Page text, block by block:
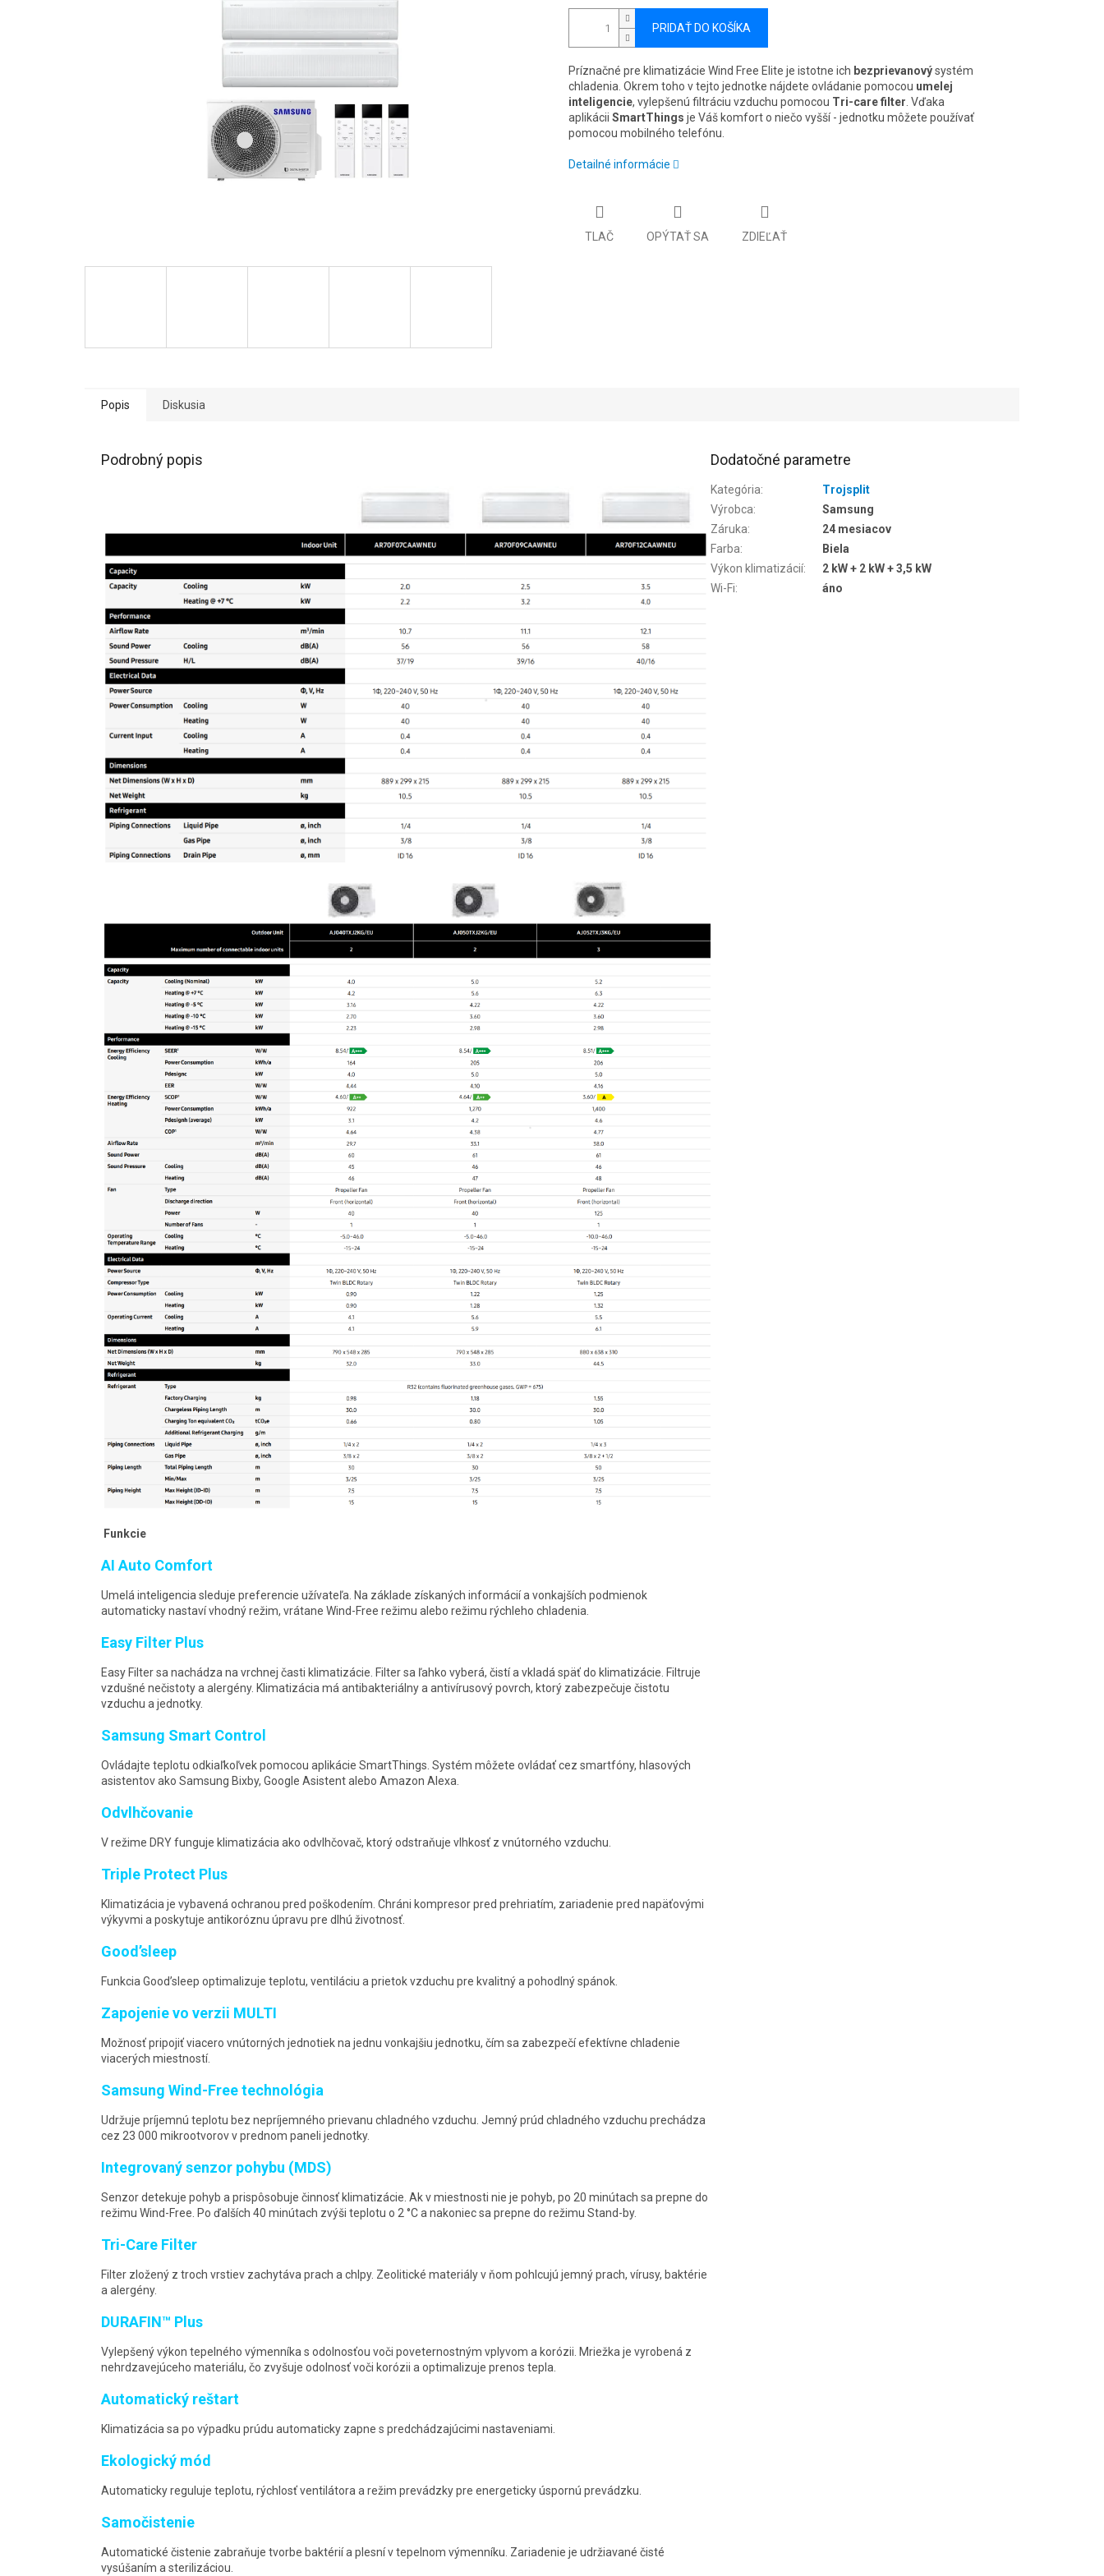
PRIDAŤ DO KOŠÍKA
Príznačné pre klimatizácie Wind Free Elite je istotne ich bezprievanovýsystém
chladenia. Okrem toho v tejto jednotke nájdete ovládanie pomocou umelej
inteligencie, vylepšenú filtráciu vzduchu pomocou Tri-care filter. Vďaka
aplikácii SmartThings je Váš komfort o niečo vyšší - jednotku môžete používať
pomocou mobilného telefónu.
Detailné informácie
TLAČ OPÝTAŤ SA ZDIEĽAŤ
Popis Diskusia
Podrobný popis
Funkcie
AI Auto Comfort
Umelá inteligencia sleduje preferencie užívateľa. Na základe získaných informácií a vonkajších podmienok
automaticky nastaví vhodný režim, vrátane Wind-Free režimu alebo režimu rýchleho chladenia.
Easy Filter Plus
Easy Filter sa nachádza na vrchnej časti klimatizácie. Filter sa ľahko vyberá, čistí a vkladá späť do klimatizácie. Filtruje
vzdušné nečistoty a alergény. Klimatizácia má antibakteriálny a antivírusový povrch, ktorý zabezpečuje čistotu
vzduchu a jednotky.
Samsung Smart Control
Ovládajte teplotu odkiaľkoľvek pomocou aplikácie SmartThings. Systém môžete ovládať cez smartfóny, hlasových
asistentov ako Samsung Bixby, Google Asistent alebo Amazon Alexa.
Odvlhčovanie
V režime DRY funguje klimatizácia ako odvlhčovač, ktorý odstraňuje vlhkosť z vnútorného vzduchu.
Triple Protect Plus
Klimatizácia je vybavená ochranou pred poškodením. Chráni kompresor pred prehriatím, zariadenie pred napäťovými
výkyvmi a poskytuje antikoróznu úpravu pre dlhú životnosť.
Good’sleep
Funkcia Good’sleep optimalizuje teplotu, ventiláciu a prietok vzduchu pre kvalitný a pohodlný spánok.
Zapojenie vo verzii MULTI
Možnosť pripojiť viacero vnútorných jednotiek na jednu vonkajšiu jednotku, čím sa zabezpečí efektívne chladenie
viacerých miestností.
Samsung Wind-Free technológia
Udržuje príjemnú teplotu bez nepríjemného prievanu chladného vzduchu. Jemný prúd chladného vzduchu prechádza
cez 23 000 mikrootvorov v prednom paneli jednotky.
Integrovaný senzor pohybu (MDS)
Senzor detekuje pohyb a prispôsobuje činnosť klimatizácie. Ak v miestnosti nie je pohyb, po 20 minútach sa prepne do
režimu Wind-Free. Po ďalších 40 minútach zvýši teplotu o 2 °C a nakoniec sa prepne do režimu Stand-by.
Tri-Care Filter
Filter zložený z troch vrstiev zachytáva prach a chlpy. Zeolitické materiály v ňom pohlcujú jemný prach, vírusy, baktérie
a alergény.
DURAFIN™ Plus
Vylepšený výkon tepelného výmenníka s odolnosťou voči poveternostným vplyvom a korózii. Mriežka je vyrobená z
nehrdzavejúceho materiálu, čo zvyšuje odolnosť voči korózii a optimalizuje prenos tepla.
Automatický reštart
Klimatizácia sa po výpadku prúdu automaticky zapne s predchádzajúcimi nastaveniami.
Ekologický mód
Automaticky reguluje teplotu, rýchlosť ventilátora a režim prevádzky pre energeticky úspornú prevádzku.
Samočistenie
Automatické čistenie zabraňuje tvorbe baktérií a plesní v tepelnom výmenníku. Zariadenie je udržiavané čisté
vysúšaním a sterilizáciou.
Dodatočné parametre
Kategória:
Trojsplit
Výrobca:
Samsung
Záruka:
24 mesiacov
Farba:
Biela
Výkon klimatizácií:
2 kW + 2 kW + 3,5 kW
Wi-Fi: áno